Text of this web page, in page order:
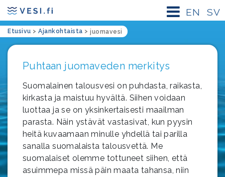
SV
EN
Etusivu > Ajankohtaista > juomavesi
Puhtaan juomaveden merkitys
Suomalainen talousvesi on puhdasta, raikasta,
kirkasta ja maistuu hyvältä. Siihen voidaan
luottaa ja se on yksinkertaisesti maailman
parasta. Näin ystävät vastasivat, kun pyysin
heitä kuvaamaan minulle yhdellä tai parilla
sanalla suomalaista talousvettä. Me
suomalaiset olemme tottuneet siihen, että
asuimmepa missä päin maata tahansa, niin